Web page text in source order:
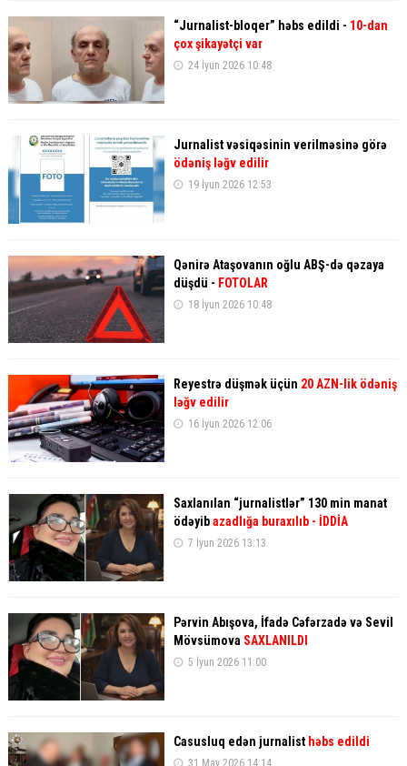
“Jurnalist-bloqer” həbs edildi - 10-dan
çox şikayətçi var
24 İyun 2026 10:48
Jurnalist vəsiqəsinin verilməsinə görə
ödəniş ləğv edilir
19 İyun 2026 12:53
Qənirə Ataşovanın oğlu ABŞ-də qəzaya
düşdü - FOTOLAR
18 İyun 2026 10:48
Reyestrə düşmək üçün 20 AZN-lik ödəniş
ləğv edilir
16 İyun 2026 12:06
Saxlanılan “jurnalistlər” 130 min manat
ödəyibazadlığa buraxılıb - İDDİA
7 İyun 2026 13:13
Pərvin Abışova, İfadə Cəfərzadə və Sevil
Mövsümova SAXLANILDI
5 İyun 2026 11:00
Casusluq edən jurnalist həbs edildi